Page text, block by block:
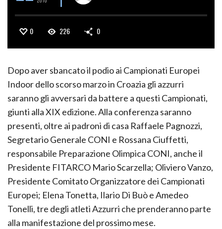
0 226 0
Dopo aver sbancato il podio ai Campionati Europei
Indoor dello scorso marzo in Croazia gli azzurri
saranno gli avversari da battere a questi Campionati,
giunti alla XIX edizione. Alla conferenza saranno
presenti, oltre ai padroni di casa Raffaele Pagnozzi,
Segretario Generale CONI e Rossana Ciuffetti,
responsabile Preparazione Olimpica CONI, anche il
Presidente FITARCO Mario Scarzella; Oliviero Vanzo,
Presidente Comitato Organizzatore dei Campionati
Europei; Elena Tonetta, Ilario Di Buò e Amedeo
Tonelli, tre degli atleti Azzurri che prenderanno parte
alla manifestazione del prossimo mese.